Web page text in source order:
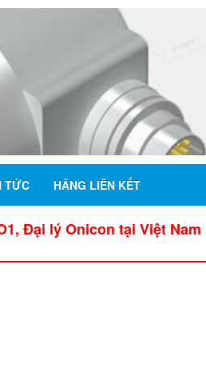
TỨC HÃNG LIÊN KẾT
Đại lý Onicon tại Việt Nam